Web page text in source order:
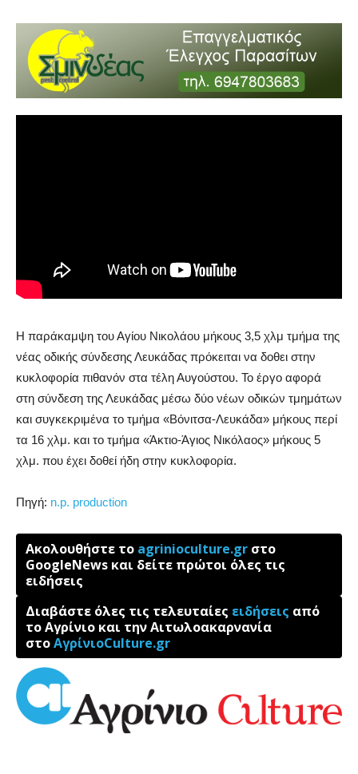
Η παράκαμψη του Αγίου Νικολάου μήκους 3,5 χλμ τμήμα της
νέας οδικής σύνδεσης Λευκάδας πρόκειται να δοθει στην
κυκλοφορία πιθανόν στα τέλη Αυγούστου. Το έργο αφορά
στη σύνδεση της Λευκάδας μέσω δύο νέων οδικών τμημάτων
και συγκεκριμένα το τμήμα «Βόνιτσα-Λευκάδα» μήκους περί
τα 16 χλμ. και το τμήμα «Άκτιο-Άγιος Νικόλαος» μήκους 5
χλμ. που έχει δοθεί ήδη στην κυκλοφορία.
Πηγή: n.p. production
Ακολουθήστε το agrinioculture.gr στο
GoogleNews και δείτε πρώτοι όλες τις
ειδήσεις
Διαβάστε όλες τις τελευταίες ειδήσεις από
το Αγρίνιο και την Αιτωλοακαρνανία
στοΑγρίνιοCulture.gr